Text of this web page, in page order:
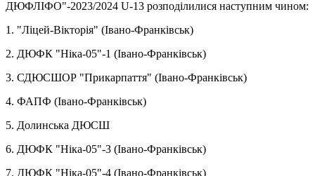
ДЮФЛІФО"-2023/2024 U-13 розподілилися наступним чином:
1. "Ліцей-Вікторія" (Івано-Франківськ)
2. ДЮФК "Ніка-05"-1 (Івано-Франківськ)
3. СДЮСШОР "Прикарпаття" (Івано-Франківськ)
4. ФАПФ (Івано-Франківськ)
5. Долинська ДЮСШ
6. ДЮФК "Ніка-05"-3 (Івано-Франківськ)
7. ДЮФК "Ніка-05"-4 (Івано-Франківськ)